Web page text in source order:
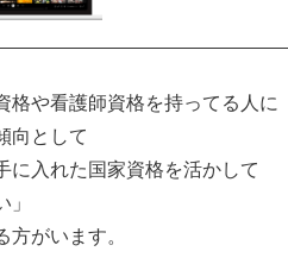
格や看護師資格を持ってる人に
向として
に入れた国家資格を活かして
方がいます。